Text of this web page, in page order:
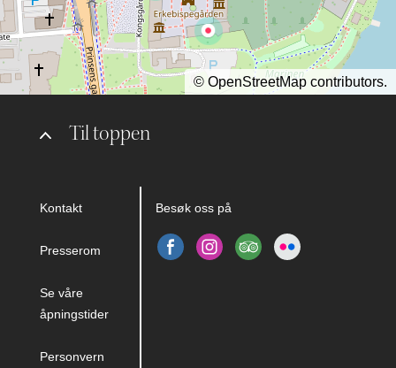
Til toppen
Kontakt
Presserom
Se våre
åpningstider
Personvern
Besøk oss på
© OpenStreetMap contributors.